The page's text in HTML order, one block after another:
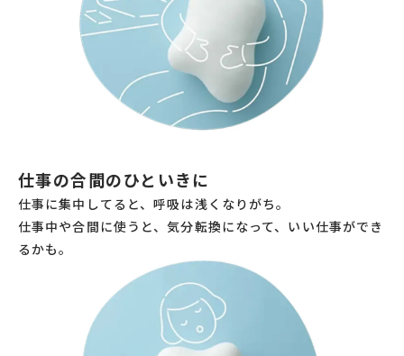
仕事の合間のひといきに
仕事に集中してると、呼吸は浅くなりがち。
仕事中や合間に使うと、気分転換になって、いい仕事ができ
るかも。